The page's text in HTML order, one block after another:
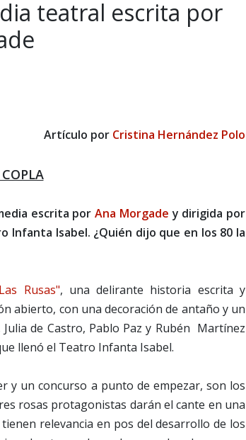
teatral escrita por
Artículo por Cristina Hernández Polo
escrita porAna Morgade y dirigida por
Infanta Isabel. ¿Quién dijo que en los 80 la
Rusas", una delirante historia escrita y
abierto, con una decoración de antaño y un
de Castro, Pablo Paz y Rubén Martínez
llenó el Teatro Infanta Isabel.
y un concurso a punto de empezar, son los
rosas protagonistas darán el cante en una
relevancia en pos del desarrollo de los